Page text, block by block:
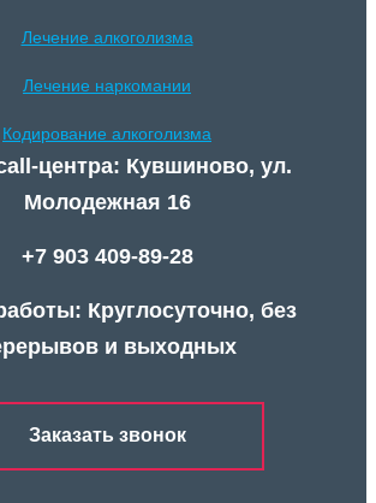
Лечение алкоголизма
Лечение наркомании
Кодирование алкоголизма
центра: Кувшиново, ул.
Молодежная 16
+7 903 409-89-28
Круглосуточно, без
и выходных
Заказать звонок